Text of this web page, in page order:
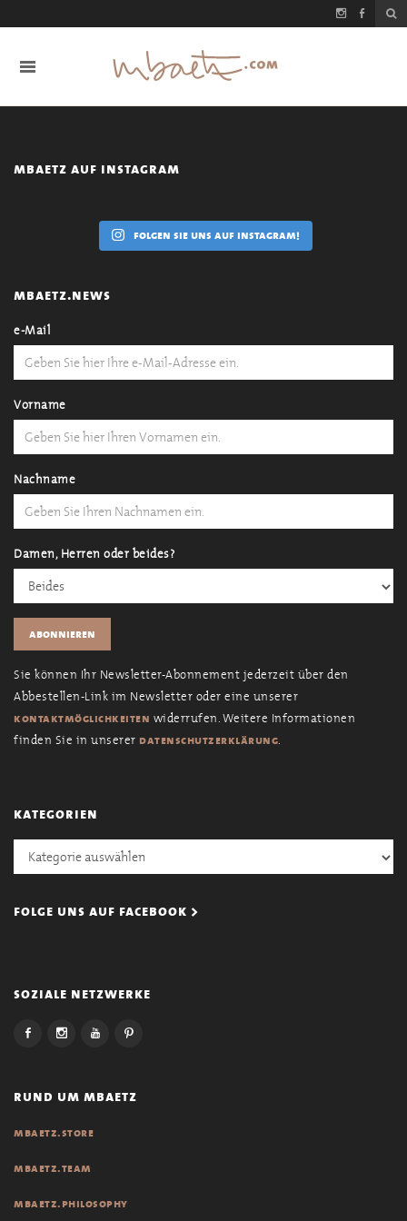
mbaetz auf instagram
folgen sie uns auf instagram!
mbaetz.news
e-Mail
Vorname
Nachname
Damen, Herren oder beides?
Sie können Ihr Newsletter-Abonnement jederzeit über den
Abbestellen-Link im Newsletter oder eine unserer
kontaktmöglichkeiten widerrufen. Weitere Informationen
finden Sie in unserer datenschutzerklärung.
kategorien
Kategorien
folge uns auf facebook >
soziale netzwerke
rund um mbaetz
mbaetz.store
mbaetz.team
mbaetz.philosophy